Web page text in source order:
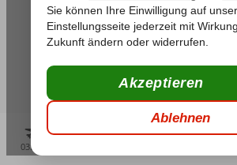
03:45